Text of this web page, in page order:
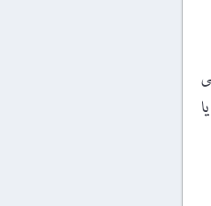
پاسپورٹ سائز تصویر، مکمل نام، فون نمبر، فیس بُک آئی ڈی اور اپنے مختصر تعارف کے ساتھ editorlafzuna@gmail.com یا